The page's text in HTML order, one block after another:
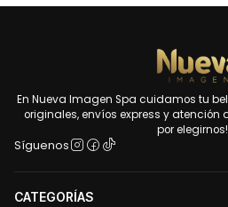
En Nueva Imagen Spa cuidamos tu
originales, envíos express y atención
por
Síguenos
CATEGORÍAS